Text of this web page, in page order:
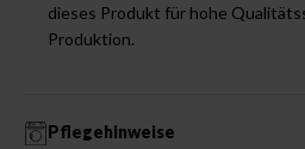
dieses Produkt für hohe
Produktion.
Pflegehinweise